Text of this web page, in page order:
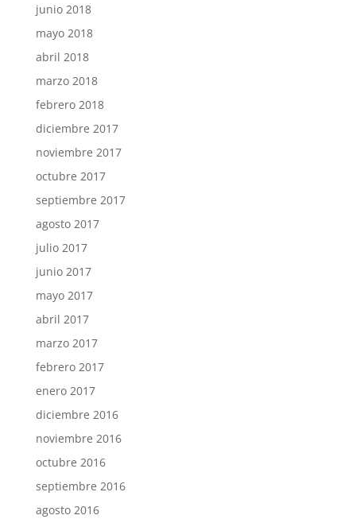
junio 2018
mayo 2018
abril 2018
marzo 2018
febrero 2018
diciembre 2017
noviembre 2017
octubre 2017
septiembre 2017
agosto 2017
julio 2017
junio 2017
mayo 2017
abril 2017
marzo 2017
febrero 2017
enero 2017
diciembre 2016
noviembre 2016
octubre 2016
septiembre 2016
agosto 2016